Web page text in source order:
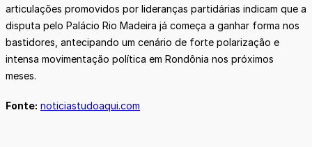
articulações promovidos por lideranças partidárias indicam que a
disputa pelo Palácio Rio Madeira já começa a ganhar forma nos
bastidores, antecipando um cenário de forte polarização e
intensa movimentação política em Rondônia nos próximos
meses.
Fonte: noticiastudoaqui.com